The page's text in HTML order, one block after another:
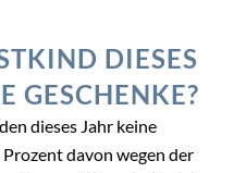
DIESES
GESCHENKE?
dieses Jahr keine
davon wegen der